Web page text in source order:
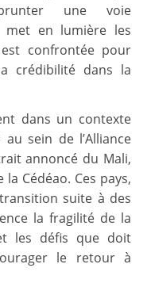
une voie
met en lumière les
est confrontée pour
crédibilité dans la
dans un contexte
sein de l’Alliance
annoncé du Mali,
Cédéao. Ces pays,
suite à des
la fragilité de la
les défis que doit
le retour à